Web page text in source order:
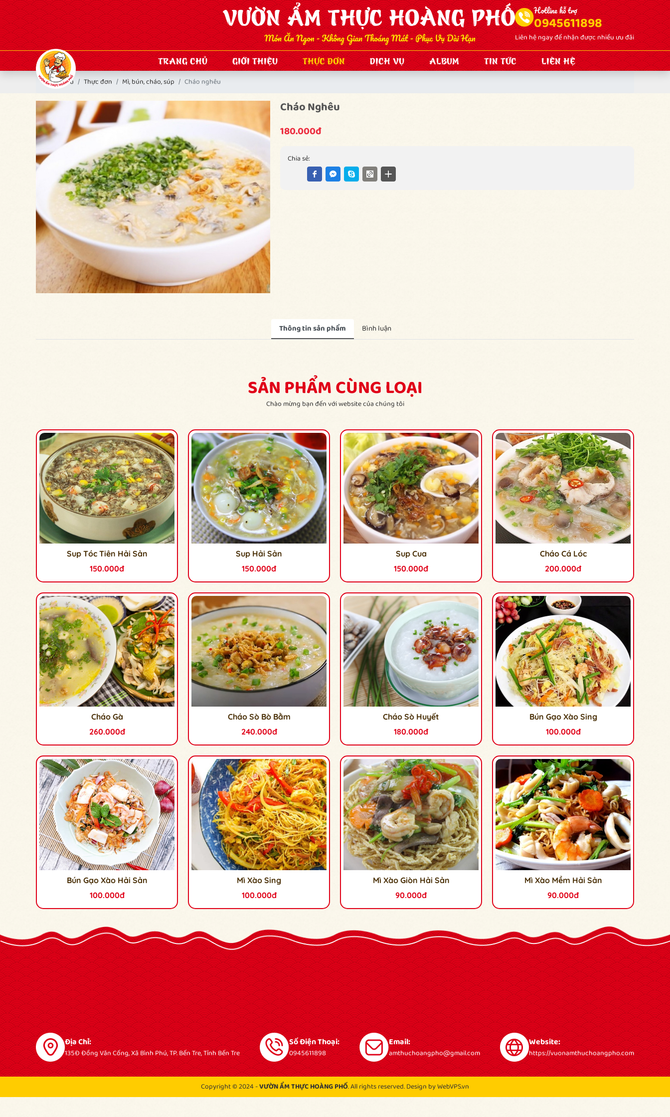
Hotline hỗ trợ
0945611898
Liên hệ ngay để nhận được nhiều ưu đãi
TRANG CHỦ GIỚI THIỆU THỰC ĐƠN DỊCH VỤ ALBUM TIN TỨC LIÊN HỆ
Trang chủ Thực đơn Mì, bún, cháo, súp Cháo nghêu
Cháo Nghêu
180.000đ
Chia sẻ:
Thông tin sản phẩm Bình luận
SẢN PHẨM CÙNG LOẠI
Chào mừng bạn đến với website của chúng tôi
Sup Tóc Tiên Hải Sản
150.000đ
Sup Hải Sản
150.000đ
Sup Cua
150.000đ
Cháo Cá Lóc
200.000đ
Cháo Gà
260.000đ
Cháo Sò Bò Bằm
240.000đ
Cháo Sò Huyết
180.000đ
Bún Gạo Xào Sing
100.000đ
Bún Gạo Xào Hải Sản
100.000đ
Mì Xào Sing
100.000đ
Mì Xào Giòn Hải Sản
90.000đ
Mì Xào Mềm Hải Sản
90.000đ
Địa Chỉ:
135Đ Đồng Văn Cống, Xã Bình Phú, TP. Bến Tre, Tỉnh Bến Tre
Số Điện Thoại:
0945611898
Email:
amthuchoangpho@gmail.com
Website:
https://vuonamthuchoangpho.com
Copyright © 2024 -VƯỜN ẨM THỰC HOÀNG PHỐ. All rights reserved.Design by WebVPS.vn